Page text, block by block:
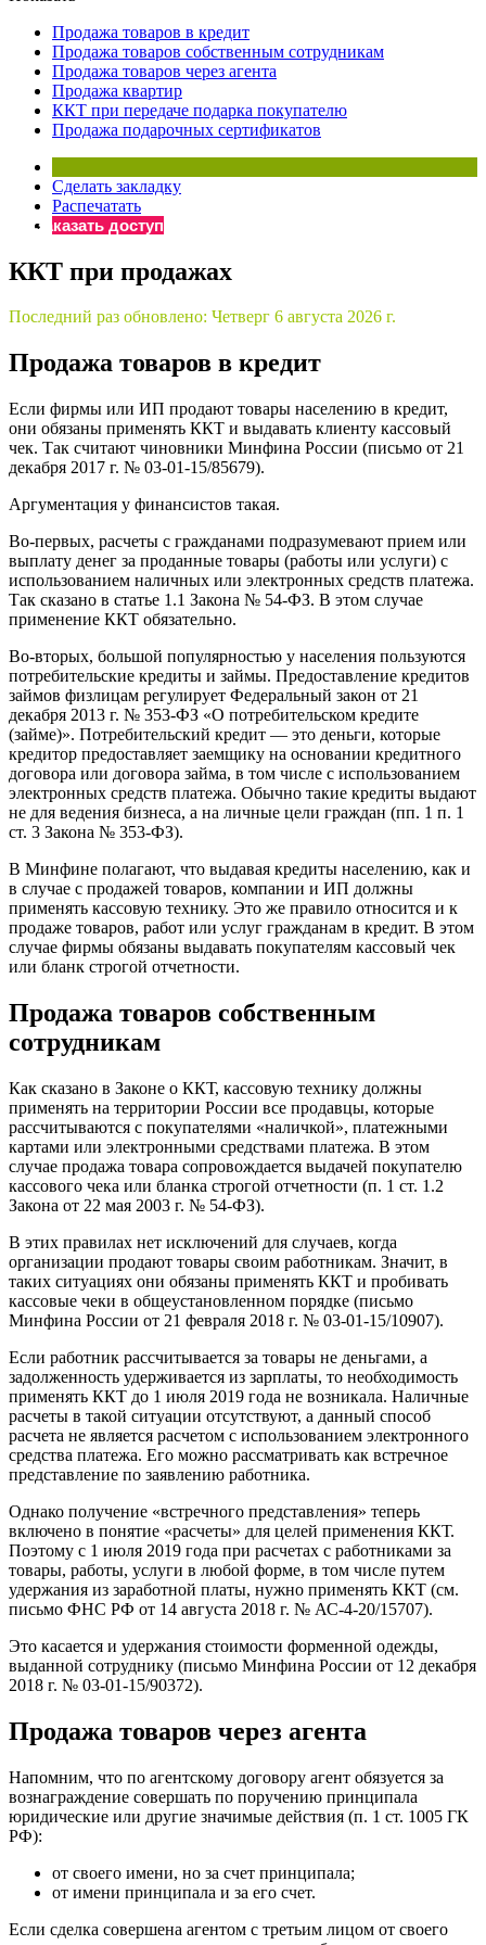
Бератор
«Практическая энциклопедия бухгалтера»
Материалы электронного журнала
«Нормативные акты для бухгалтера»
Материалы электронного журнала
Продажа товаров в кредит
Продажа товаров собственным сотрудникам
Продажа товаров через агента
Продажа квартир
ККТ при передаче подарка покупателю
Продажа подарочных сертификатов
Сделать закладку
Распечатать
Заказать доступ
ККТ при продажах
Последний раз обновлено: Четверг 6 августа 2026 г.
Продажа товаров в кредит
Если фирмы или ИП продают товары населению в кредит,
они обязаны применять ККТ и выдавать клиенту кассовый
чек. Так считают чиновники Минфина России (письмо от 21
декабря 2017 г. № 03-01-15/85679).
Аргументация у финансистов такая.
Во-первых, расчеты с гражданами подразумевают прием или
выплату денег за проданные товары (работы или услуги) с
использованием наличных или электронных средств платежа.
Так сказано в статье 1.1 Закона № 54-ФЗ. В этом случае
применение ККТ обязательно.
Во-вторых, большой популярностью у населения пользуются
потребительские кредиты и займы. Предоставление кредитов
займов физлицам регулирует Федеральный закон от 21
декабря 2013 г. № 353-ФЗ «О потребительском кредите
(займе)». Потребительский кредит — это деньги, которые
кредитор предоставляет заемщику на основании кредитного
договора или договора займа, в том числе с использованием
электронных средств платежа. Обычно такие кредиты выдают
не для ведения бизнеса, а на личные цели граждан (пп. 1 п. 1
ст. 3 Закона № 353-ФЗ).
В Минфине полагают, что выдавая кредиты населению, как и
в случае с продажей товаров, компании и ИП должны
применять кассовую технику. Это же правило относится и к
продаже товаров, работ или услуг гражданам в кредит. В этом
случае фирмы обязаны выдавать покупателям кассовый чек
или бланк строгой отчетности.
Продажа товаров собственным
сотрудникам
Как сказано в Законе о ККТ, кассовую технику должны
применять на территории России все продавцы, которые
рассчитываются с покупателями «наличкой», платежными
картами или электронными средствами платежа. В этом
случае продажа товара сопровождается выдачей покупателю
кассового чека или бланка строгой отчетности (п. 1 ст. 1.2
Закона от 22 мая 2003 г. № 54-ФЗ).
В этих правилах нет исключений для случаев, когда
организации продают товары своим работникам. Значит, в
таких ситуациях они обязаны применять ККТ и пробивать
кассовые чеки в общеустановленном порядке (письмо
Минфина России от 21 февраля 2018 г. № 03-01-15/10907).
Если работник рассчитывается за товары не деньгами, а
задолженность удерживается из зарплаты, то необходимость
применять ККТ до 1 июля 2019 года не возникала. Наличные
расчеты в такой ситуации отсутствуют, а данный способ
расчета не является расчетом с использованием электронного
средства платежа. Его можно рассматривать как встречное
представление по заявлению работника.
Однако получение «встречного представления» теперь
включено в понятие «расчеты» для целей применения ККТ.
Поэтому с 1 июля 2019 года при расчетах с работниками за
товары, работы, услуги в любой форме, в том числе путем
удержания из заработной платы, нужно применять ККТ (см.
письмо ФНС РФ от 14 августа 2018 г. № АС-4-20/15707).
Это касается и удержания стоимости форменной одежды,
выданной сотруднику (письмо Минфина России от 12 декабря
2018 г. № 03-01-15/90372).
Продажа товаров через агента
Напомним, что по агентскому договору агент обязуется за
вознаграждение совершать по поручению принципала
юридические или другие значимые действия (п. 1 ст. 1005 ГК
РФ):
от своего имени, но за счет принципала;
от имени принципала и за его счет.
Если сделка совершена агентом с третьим лицом от своего